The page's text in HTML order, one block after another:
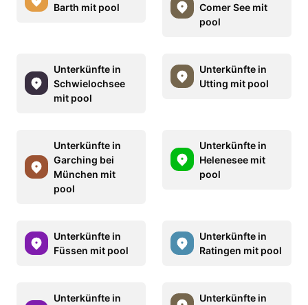
Barth mit pool
Comer See mit
pool
Unterkünfte in
Schwielochsee
mit pool
Unterkünfte in
Utting mit pool
Unterkünfte in
Garching bei
München mit
pool
Unterkünfte in
Helenesee mit
pool
Unterkünfte in
Füssen mit pool
Unterkünfte in
Ratingen mit pool
Unterkünfte in
Unterkünfte in